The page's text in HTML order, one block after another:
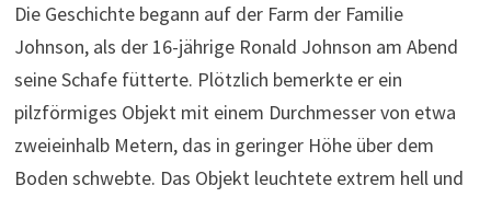
Die Geschichte begann auf der Farm der Familie
Johnson, als der 16-jährige Ronald Johnson am Abend
seine Schafe fütterte. Plötzlich bemerkte er ein
pilzförmiges Objekt mit einem Durchmesser von etwa
zweieinhalb Metern, das in geringer Höhe über dem
Boden schwebte. Das Objekt leuchtete extrem hell und